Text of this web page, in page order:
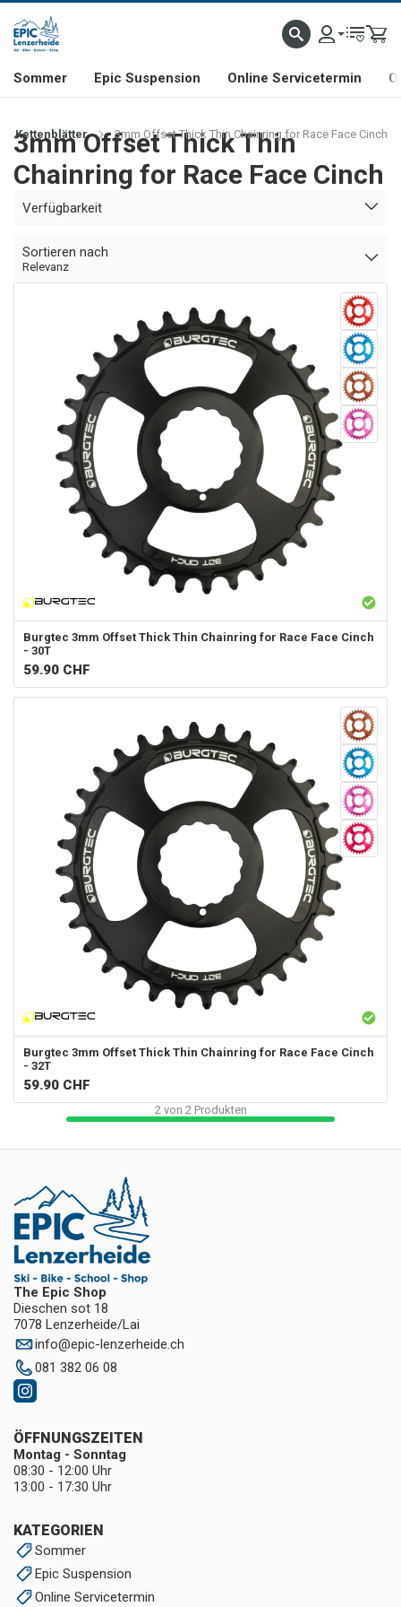
& FREERIDE-SPEZIALIST SCHWEIZER FIRMA SHOP & SHOWROOM IN
Sommer Epic Suspension Online Servicetermin
Kettenblätter 3mm Offset Thick Thin Chainring for Race Face Cinch
3mm Offset Thick Thin
Chainring for Race Face Cinch
Verfügbarkeit
Sortieren nach
Relevanz
Burgtec 3mm Offset Thick Thin Chainring for Race Face Cinch
- 30T
59.90 CHF
Burgtec 3mm Offset Thick Thin Chainring for Race Face Cinch
- 32T
59.90 CHF
2 von 2 Produkten
The Epic Shop
Dieschen sot 18
7078 Lenzerheide/Lai
info@epic-lenzerheide.ch
081 382 06 08
KATEGORIEN
Sommer
Epic Suspension
Online Servicetermin
ÖFFNUNGSZEITEN
Montag - Sonntag
08:30 - 12:00 Uhr
13:00 - 17:30 Uhr